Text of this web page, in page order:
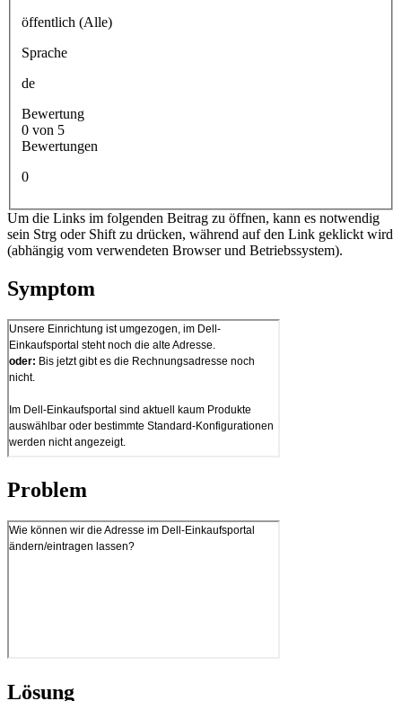
öffentlich (Alle)
Sprache
de
Bewertung
0 von 5
Bewertungen
0
Um die Links im folgenden Beitrag zu öffnen, kann es notwendig
sein Strg oder Shift zu drücken, während auf den Link geklickt wird
(abhängig vom verwendeten Browser und Betriebssystem).
Symptom
Problem
Lösung